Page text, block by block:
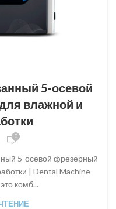
5-осевой
влажной и
0
5-осевой фрезерный
| Dental Machine
комб...